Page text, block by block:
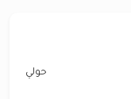
حولي